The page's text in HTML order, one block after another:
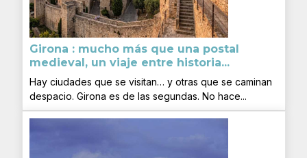
Girona : mucho más que una postal
medieval, un viaje entre historia...
Hay ciudades que se visitan… y otras que se caminan
despacio. Girona es de las segundas. No hace...